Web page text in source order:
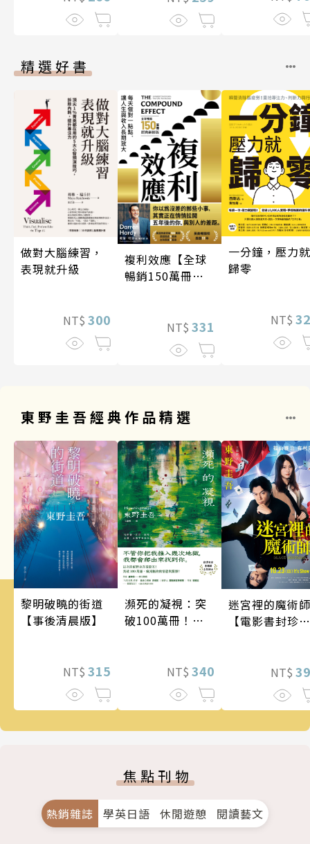
精選好書
做對大腦練習，
表現就升級
NT$ 300
複利效應【全球
暢銷150萬冊・
NT$ 331
一分鐘，壓力就
歸零
NT$
東野圭吾經典作品精選
黎明破曉的街道
【事後清晨版】
NT$ 315
瀕死的凝視：突
破100萬冊！這
的情慾與驚悚！
NT$ 340
迷宮裡的魔術師
【電影書封珍藏
NT$
焦點刊物
熱銷雜誌 學英日語 休閒遊憩 閱讀藝文